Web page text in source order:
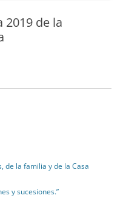
2019 de la
de la familia y de la Casa
y sucesiones.”